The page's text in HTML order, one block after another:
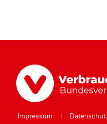
Impressum